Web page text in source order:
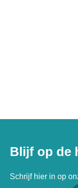
Blijf op de
Schrijf hier in op